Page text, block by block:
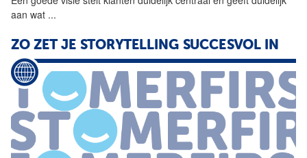
aan wat ...
ZO ZET JE STORYTELLING SUCCESVOL IN